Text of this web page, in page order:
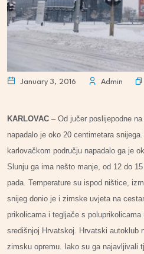
January 3, 2016 Admin
KARLOVAC – Od jučer poslijepodne
napadalo je oko 20 centimetara
karlovačkom području napadalo ga je
Slunju ga ima nešto manje, od 12 do
pada. Temperature su ispod ništice,
snijeg donio je i zimske uvjeta na
prikolicama i tegljače s
središnjoj Hrvatskoj. Hrvatski autoklub
zimsku opremu. Iako su ga najavljivali